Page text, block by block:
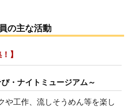
の主な活動
】
・ナイトミュージアム～
や工作、流しそうめん等を楽し